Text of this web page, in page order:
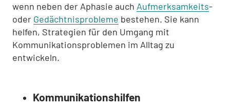
wenn neben der Aphasie auch Aufmerksamkeits-
oder Gedächtnisprobleme bestehen. Sie kann
helfen, Strategien für den Umgang mit
Kommunikationsproblemen im Alltag zu
entwickeln.
Kommunikationshilfen